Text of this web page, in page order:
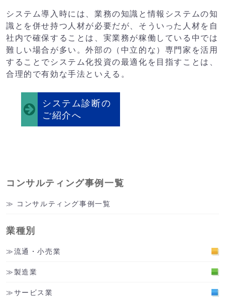
システム導入時には、業務の知識と情報システムの知
識とを併せ持つ人材が必要だが、そういった人材を自
社内で確保することは、実業務が稼働している中では
難しい場合が多い。外部の（中立的な）専門家を活用
することでシステム化投資の最適化を目指すことは、
合理的で有効な手法といえる。
システム診断の
ご紹介へ
コンサルティング事例一覧
コンサルティング事例一覧
業種別
流通・小売業
製造業
サービス業